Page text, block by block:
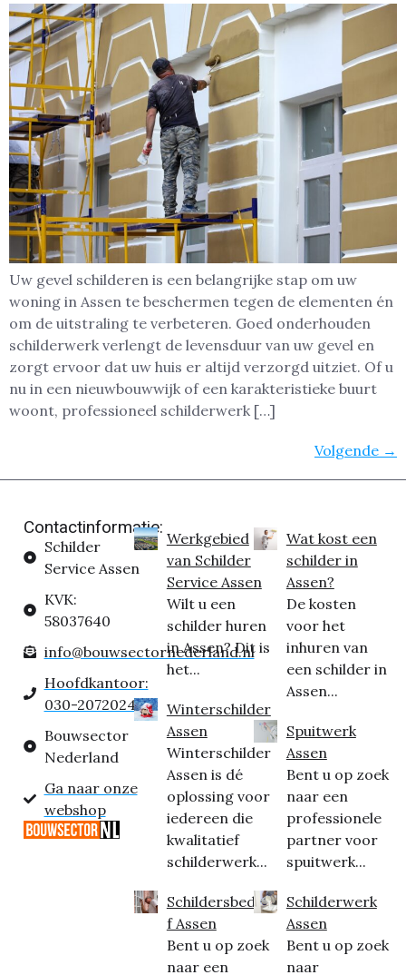
Uw gevel schilderen is een belangrijke stap om uw
woning in Assen te beschermen tegen de elementen én
om de uitstraling te verbeteren. Goed onderhouden
schilderwerk verlengt de levensduur van uw gevel en
zorgt ervoor dat uw huis er altijd verzorgd uitziet. Of u
nu in een nieuwbouwwijk of een karakteristieke buurt
woont, professioneel schilderwerk […]
Volgende →
Contactinformatie:
Schilder
Service Assen
KVK:
58037640
info@bouwsectornederland.nl
Hoofdkantoor:
030-2072024
Bouwsector
Nederland
Ga naar onze
webshop
Werkgebied
van Schilder
Service Assen
Wilt u een
schilder huren
in Assen? Dit is
het...
Winterschilder
Assen
Winterschilder
Assen is dé
oplossing voor
iedereen die
kwalitatief
schilderwerk...
Schildersbedrij
f Assen
Bent u op zoek
naar een
Wat kost een
schilder in
Assen?
De kosten
voor het
inhuren van
een schilder in
Assen...
Spuitwerk
Assen
Bent u op zoek
naar een
professionele
partner voor
spuitwerk...
Schilderwerk
Assen
Bent u op zoek
naar